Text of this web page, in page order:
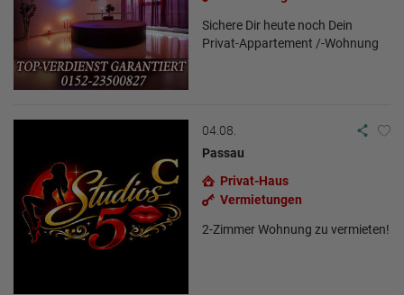
Papieren. Kontaktiere uns auch per WhatsApp 0174-8503871
Sichere Dir heute noch Dein
Privat-Appartement /-Wohnung
04.08.
Passau
Privat-Haus
Vermietungen
2-Zimmer Wohnung zu vermieten!